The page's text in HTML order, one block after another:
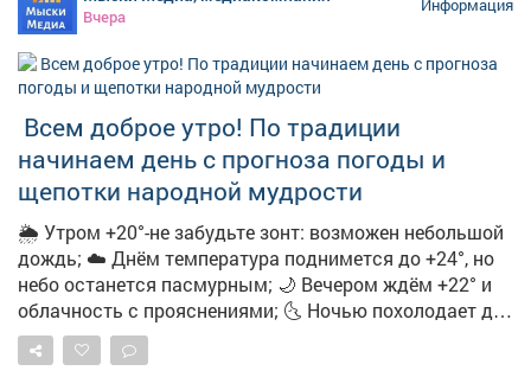
она может быть фишинговой. Пользователь рискует
потерять деньги и предоставить мошенникам
персональные данные. Обо всех акциях
маркетплейсы информируют на своих официальных
ресурсах.
Вчера
Информация
Всем доброе утро! По традиции
начинаем день с прогноза погоды и
щепотки народной мудрости
🌦 Утром +20°-не забудьте зонт: возможен небольшой
дождь; ☁️ Днём температура поднимется до +24°, но
небо останется пасмурным; 🌙 Вечером ждём +22° и
облачность с прояснениями; 🌜 Ночью похолодает до
+15°-облачно с прояснениями. 🌿 А ещё с
сегодняшним днём вязано немало народных примет: